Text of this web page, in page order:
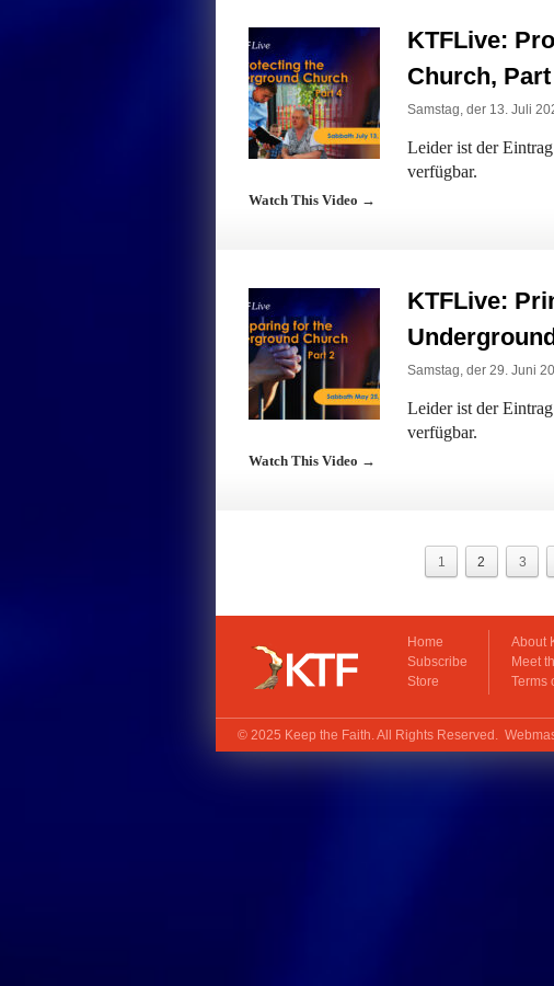
KTFLive:
Church,
Samstag, der 13. Juli
Leider ist der
verfügbar.
Watch This Video →
KTFLive:
Samstag, der 29. Juni
Leider ist der
verfügbar.
Watch This Video →
1 2 3
Home
Subscribe
Store
About
Meet
Terms
© 2025 Keep the Faith. All Rights Reserved.